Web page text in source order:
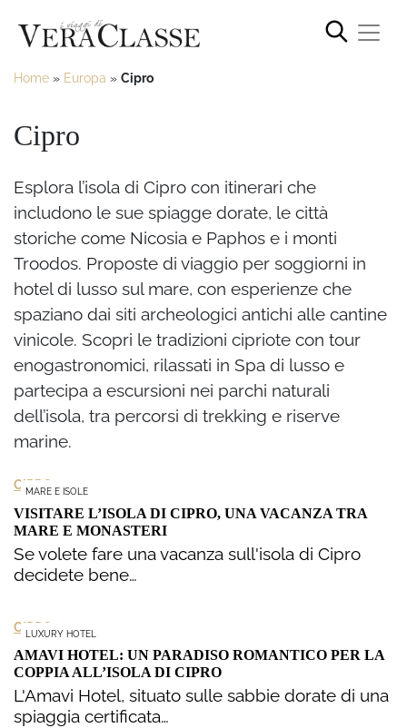
Home » Europa » Cipro
Cipro
Esplora l’isola di Cipro con itinerari che
includono le sue spiagge dorate, le città
storiche come Nicosia e Paphos e i monti
Troodos. Proposte di viaggio per soggiorni in
hotel di lusso sul mare, con esperienze che
spaziano dai siti archeologici antichi alle cantine
vinicole. Scopri le tradizioni cipriote con tour
enogastronomici, rilassati in Spa di lusso e
partecipa a escursioni nei parchi naturali
dell’isola, tra percorsi di trekking e riserve
marine.
MARE E ISOLE
CIPRO
VISITARE L’ISOLA DI CIPRO, UNA VACANZA TRA
MARE E MONASTERI
Se volete fare una vacanza sull'isola di Cipro
decidete bene…
LUXURY HOTEL
CIPRO
AMAVI HOTEL: UN PARADISO ROMANTICO PER LA
COPPIA ALL’ISOLA DI CIPRO
L'Amavi Hotel, situato sulle sabbie dorate di una
spiaggia certificata…